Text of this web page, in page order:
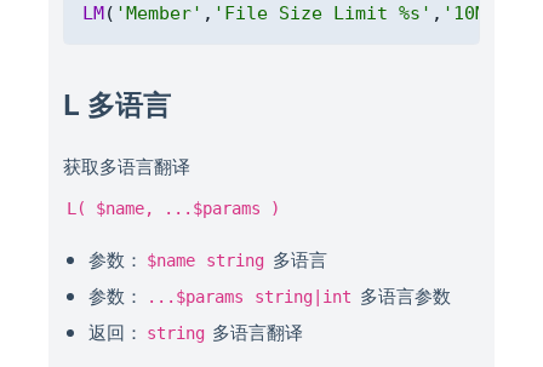
LM( 'Member' , 'File Size Limit %s' , '10M'
L 多语言
获取多语言翻译
L( $name, ...$params )
参数： $name string 多语言
参数：
...$params string|int 多语言参数
返回：
string 多语言翻译